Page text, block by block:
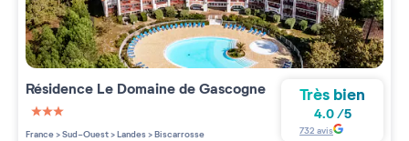
Résidence Le Domaine de Gascogne
3 étoiles sur 5
France>Sud-Ouest>Landes>Biscarrosse
Très bien
4.0/5
732 avis